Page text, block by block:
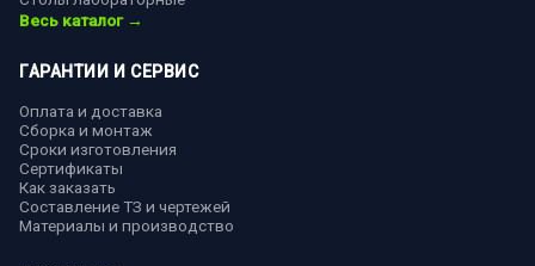
Весь каталог →
ГАРАНТИИ И СЕРВИС
Оплата и доставка
Сборка и монтаж
Сроки изготовления
Сертификаты
Как заказать
Составление ТЗ и чертежей
Материалы и производство